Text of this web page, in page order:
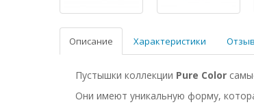
Описание Характеристики
Пустышки коллекции Pure Color
Они имеют уникальную форму,